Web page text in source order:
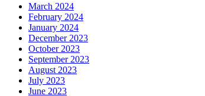
March 2024
February 2024
January 2024
December 2023
October 2023
September 2023
August 2023
July 2023
June 2023